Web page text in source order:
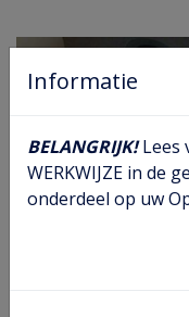
Informatie
BELANGRIJK!Lees
WERKWIJZE in de
onderdeel op uw